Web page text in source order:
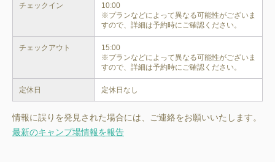
チェックイン
10:00
※プランなどによって異なる可能性がございま
すので、詳細は予約時にご確認ください。
チェックアウト
15:00
※プランなどによって異なる可能性がございま
すので、詳細は予約時にご確認ください。
定休日 定休日なし
情報に誤りを発見された場合には、ご連絡をお願いいたします。
最新のキャンプ場情報を報告